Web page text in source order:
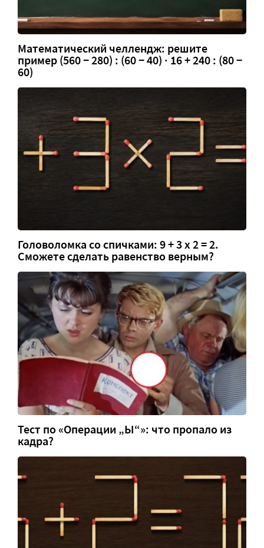
Математический челлендж: решите
пример (560 − 280) : (60 − 40) · 16 + 240 : (80 −
60)
Головоломка со спичками: 9 + 3 х 2 = 2.
Сможете сделать равенство верным?
Тест по «Операции „Ы“»: что пропало из
кадра?